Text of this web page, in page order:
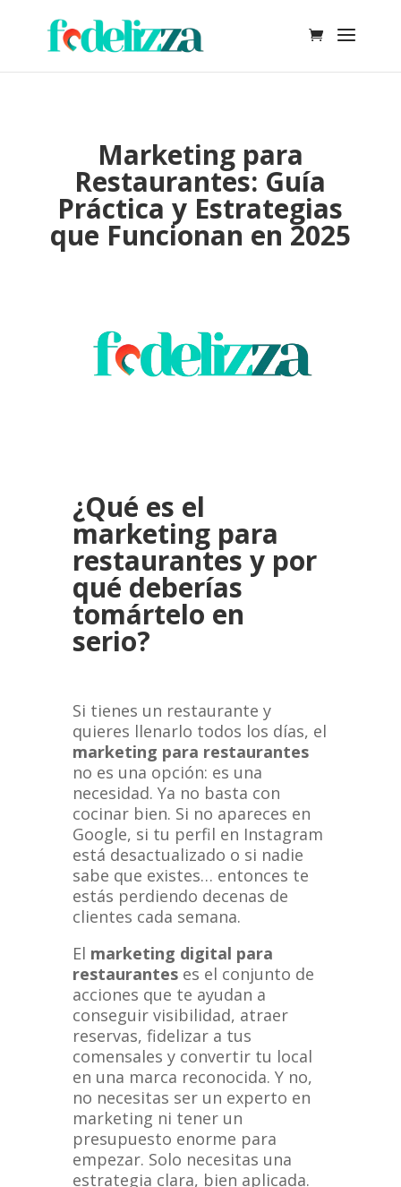
Marketing para
Restaurantes: Guía
Práctica y Estrategias
que Funcionan en 2025
¿Qué es el
marketing para
restaurantes y por
qué deberías
tomártelo en
serio?
Si tienes un restaurante y
quieres llenarlo todos los días, el
marketing para restaurantes
no es una opción: es una
necesidad. Ya no basta con
cocinar bien. Si no apareces en
Google, si tu perfil en Instagram
está desactualizado o si nadie
sabe que existes… entonces te
estás perdiendo decenas de
clientes cada semana.
El marketing digital para
restauranteses el conjunto de
acciones que te ayudan a
conseguir visibilidad, atraer
reservas, fidelizar a tus
comensales y convertir tu local
en una marca reconocida. Y no,
no necesitas ser un experto en
marketing ni tener un
presupuesto enorme para
empezar. Solo necesitas una
estrategia clara, bien aplicada.